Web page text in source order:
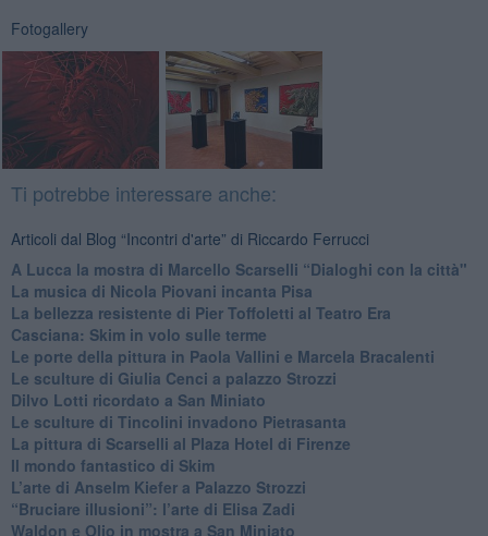
Fotogallery
Ti potrebbe interessare anche:
Articoli dal Blog “Incontri d'arte” di Riccardo Ferrucci
A Lucca la mostra di Marcello Scarselli “Dialoghi con la città"
​La musica di Nicola Piovani incanta Pisa
​La bellezza resistente di Pier Toffoletti al Teatro Era
​Casciana: Skim in volo sulle terme
​Le porte della pittura in Paola Vallini e Marcela Bracalenti
​Le sculture di Giulia Cenci a palazzo Strozzi
​Dilvo Lotti ricordato a San Miniato
​Le sculture di Tincolini invadono Pietrasanta
La pittura di Scarselli al Plaza Hotel di Firenze
​Il mondo fantastico di Skim
​L’arte di Anselm Kiefer a Palazzo Strozzi
​“Bruciare illusioni”: l’arte di Elisa Zadi
​Waldon e Olio in mostra a San Miniato